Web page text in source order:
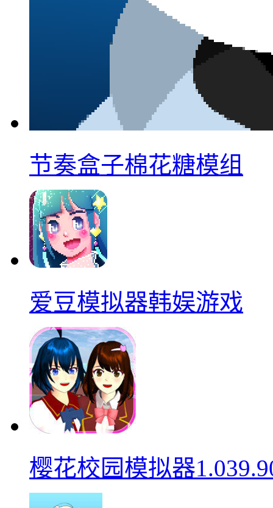
节奏盒子棉花糖模组
爱豆模拟器韩娱游戏
樱花校园模拟器